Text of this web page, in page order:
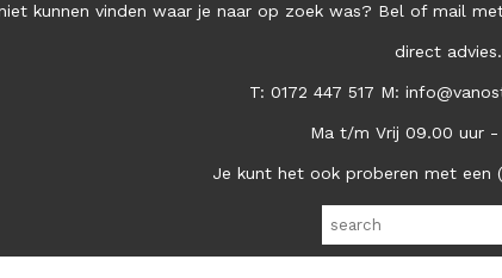
kunnen vinden waar je naar op zoek was? Bel of mail
direct advies.
T: 0172 447 517 M:
Ma t/m Vrij 09.00 uur -
Je kunt het ook proberen met een